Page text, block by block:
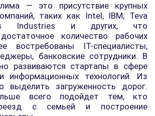
— это присутствие крупных
таких как Intel, IBM, Teva
Industries и других, что
количество рабочих
востребованы IT-специалисты,
банковские сотрудники. В
развиваются стартапы в сфере
информационных технологий. Из
выделить загруженность дорог.
всего подойдет тем, кто
с семьей и построение